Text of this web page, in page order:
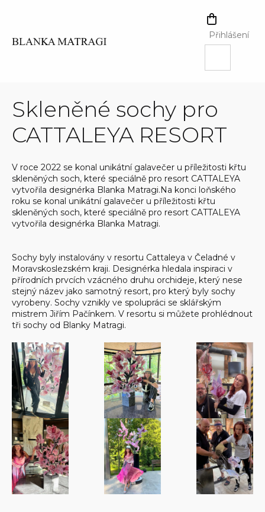
NÁKUPNÍ
KOŠÍK
Přihlášení
Skleněné sochy pro
CATTALEYA RESORT
V roce 2022 se konal unikátní galavečer u příležitosti křtu
skleněných soch, které speciálně pro resort CATTALEYA
vytvořila designérka Blanka Matragi.Na konci loňského
roku se konal unikátní galavečer u příležitosti křtu
skleněných soch, které speciálně pro resort CATTALEYA
vytvořila designérka Blanka Matragi.
Sochy byly instalovány v resortu Cattaleya v Čeladné v
Moravskoslezském kraji. Designérka hledala inspiraci v
přírodních prvcích vzácného druhu orchideje, který nese
stejný název jako samotný resort, pro který byly sochy
vyrobeny. Sochy vznikly ve spolupráci se sklářským
mistrem Jiřím Pačínkem. V resortu si můžete prohlédnout
tři sochy od Blanky Matragi.